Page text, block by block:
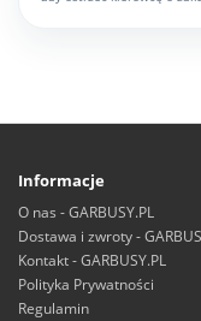
Informacje
O nas - GARBUSY.PL
Dostawa i zwroty -
Kontakt - GARBUSY.PL
Polityka Prywatności
Regulamin